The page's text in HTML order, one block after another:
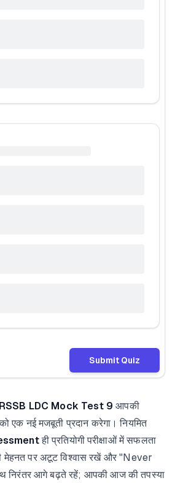
Submit Quiz
RSSB LDC Mock Test 9 आपकी
एक नई मजबूती प्रदान करेगा। नियमित
ही प्रतियोगी परीक्षाओं में सफलता
पर अटूट विश्वास रखें और "Never
निरंतर आगे बढ़ते रहें; आपकी आज की तपस्या